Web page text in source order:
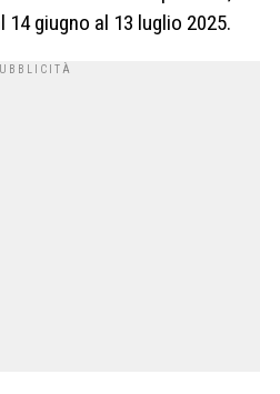
14 giugno al 13 luglio 2025.